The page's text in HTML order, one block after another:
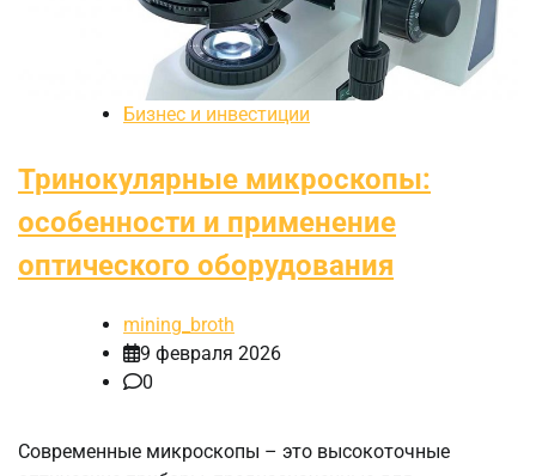
Бизнес и инвестиции
Тринокулярные микроскопы:
особенности и применение
оптического оборудования
mining_broth
9 февраля 2026
0
Современные микроскопы – это высокоточные